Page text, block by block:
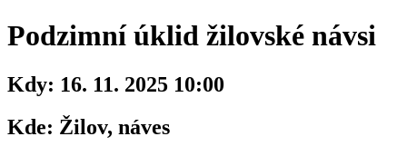
Podzimní úklid žilovské návsi
Kdy: 16. 11. 2025 10:00
Kde: Žilov, náves